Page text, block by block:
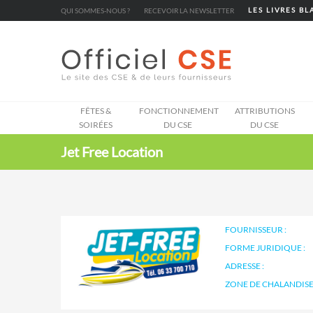
QUI SOMMES-NOUS ? RECEVOIR LA NEWSLETTER LES LIVRES
FÊTES &
SOIRÉES
FONCTIONNEMENT
DU CSE
ATTRIBUTIONS
DU CSE
Jet Free Location
FOURNISSEUR :
FORME JURIDIQUE :
ADRESSE :
ZONE DE
Cookies management panel